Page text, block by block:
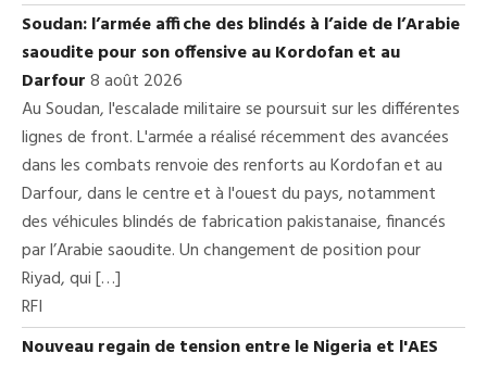
Soudan: l’armée affiche des blindés à l’aide de l’Arabie
saoudite pour son offensive au Kordofan et au
Darfour8 août 2026
Au Soudan, l'escalade militaire se poursuit sur les différentes
lignes de front. L'armée a réalisé récemment des avancées
dans les combats renvoie des renforts au Kordofan et au
Darfour, dans le centre et à l'ouest du pays, notamment
des véhicules blindés de fabrication pakistanaise, financés
par l’Arabie saoudite. Un changement de position pour
Riyad, qui […]
RFI
Nouveau regain de tension entre le Nigeria et l'AES